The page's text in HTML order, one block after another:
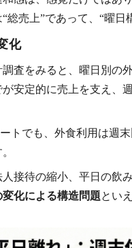
売上”であって、“曜日
化
査をみると、曜日別の
安定的に売上を支え、
トでも、外食利用は週
接待の縮小、平日の飲
化による構造問題とい